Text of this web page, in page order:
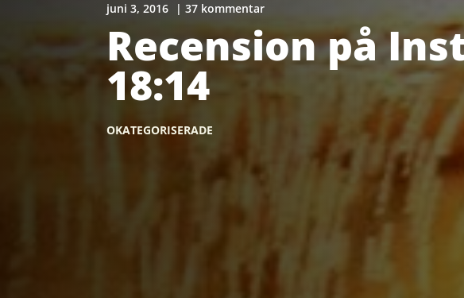
juni 3, 2016 | 37 kommentar
Recension på
18:14
OKATEGORISERADE